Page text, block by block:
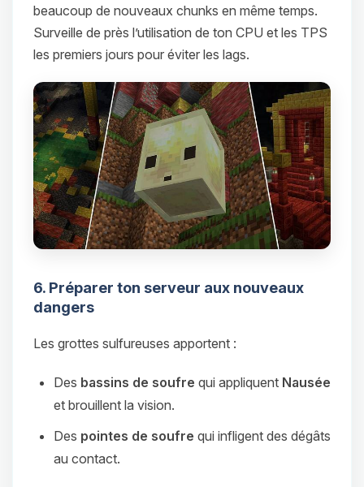
beaucoup de nouveaux chunks en même temps.
Surveille de près l’utilisation de ton CPU et les TPS
les premiers jours pour éviter les lags.
6. Préparer ton serveur aux nouveaux
dangers
Les grottes sulfureuses apportent :
Des bassins de soufre qui appliquent Nausée
et brouillent la vision.
Des pointes de soufre qui infligent des dégâts
au contact.